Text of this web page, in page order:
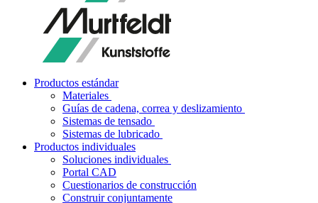
Productos estándar
Materiales
Guías de cadena, correa y deslizamiento
Sistemas de tensado
Sistemas de lubricado
Productos individuales
Soluciones individuales
Portal CAD
Cuestionarios de construcción
Construir conjuntamente